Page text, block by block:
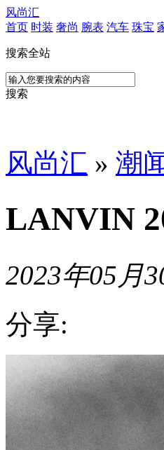
风尚汇
首页 时装 奢尚 腕表 汽车 珠宝
搜索全站
搜索
风尚汇 » 潮
LANVIN
2023年05月
分享:
史
最
悠